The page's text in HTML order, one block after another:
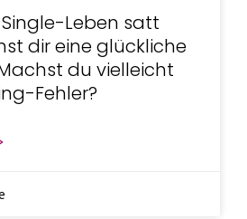
Leben satt
dir eine glückliche
du vielleicht
Fehler?